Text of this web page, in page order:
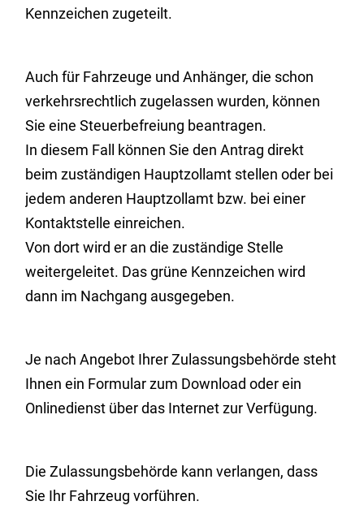
Kennzeichen zugeteilt.
Auch für Fahrzeuge und Anhänger, die schon
verkehrsrechtlich zugelassen wurden, können
Sie eine Steuerbefreiung beantragen.
In diesem Fall können Sie den Antrag direkt
beim zuständigen Hauptzollamt stellen oder bei
jedem anderen Hauptzollamt bzw. bei einer
Kontaktstelle einreichen.
Von dort wird er an die zuständige Stelle
weitergeleitet. Das grüne Kennzeichen wird
dann im Nachgang ausgegeben.
Je nach Angebot Ihrer Zulassungsbehörde steht
Ihnen ein Formular zum Download oder ein
Onlinedienst über das Internet zur Verfügung.
Die Zulassungsbehörde kann verlangen, dass
Sie Ihr Fahrzeug vorführen.